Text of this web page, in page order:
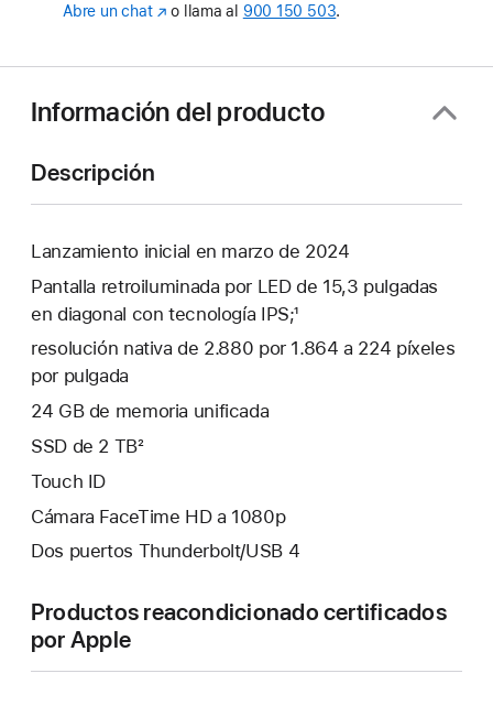
Abre un chat(Se
ventana
nueva)
o llama al 900 150 503.
Información del producto
Descripción
Lanzamiento inicial en marzo de 2024
Pantalla retroiluminada por LED de 15,3 pulgadas
en diagonal con tecnología IPS;¹
resolución nativa de 2.880 por 1.864 a 224 píxeles
por pulgada
24 GB de memoria unificada
SSD de 2 TB²
Touch ID
Cámara FaceTime HD a 1080p
Dos puertos Thunderbolt/USB 4
Productos reacondicionado certificados
por Apple